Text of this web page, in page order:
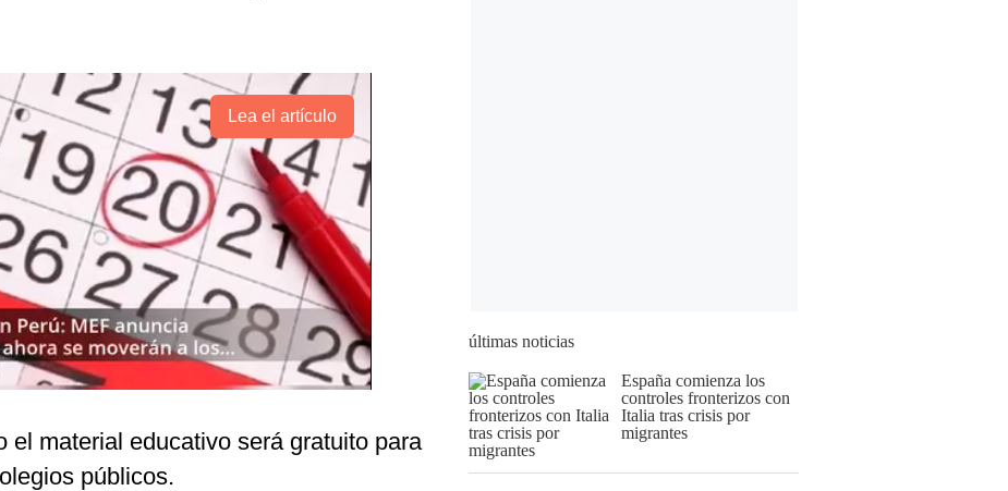
Lea el artículo
el material educativo será gratuito para
públicos.
últimas noticias
España comienza los
controles fronterizos con
Italia tras crisis por
migrantes